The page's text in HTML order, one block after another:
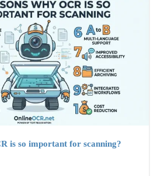
is so important for scanning?